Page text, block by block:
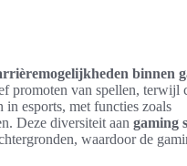
binnen
promoten van spellen, terwijl
in esports, met functies zoals
Deze diversiteit aan gaming
waardoor de